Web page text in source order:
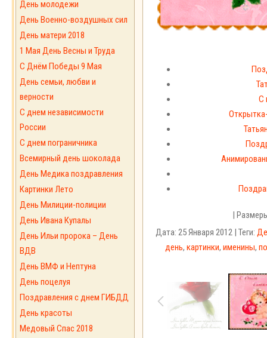
День молодежи
День Военно-воздушных сил
День матери 2018
1 Мая День Весны и Труда
С Днём Победы 9 Мая
День семьи, любви и
верности
С днем независимости
России
С днем пограничника
Всемирный день шоколада
День Медика поздравления
Картинки Лето
День Милиции-полиции
День Ивана Купалы
День Ильи пророка – День
ВДВ
День ВМФ и Нептуна
День поцелуя
Поздравления с днем ГИБДД
День красоты
Медовый Спас 2018
С
|
Дата: 25 Января 2012 | Теги:
день, картинки, именины,